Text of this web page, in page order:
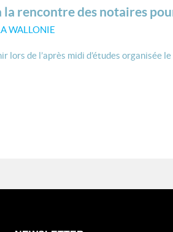
rencontre des notaires
WALLONIE
lors de l’après midi d’études organisée